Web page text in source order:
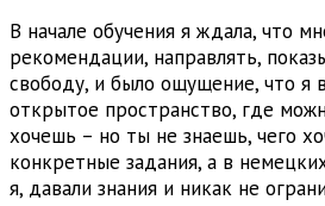
В начале обучения я ждала, что
рекомендации, направлять,
свободу, и было ощущение, что я
открытое пространство, где
хочешь – но ты не знаешь, чего
конкретные задания, а в
я, давали знания и никак не